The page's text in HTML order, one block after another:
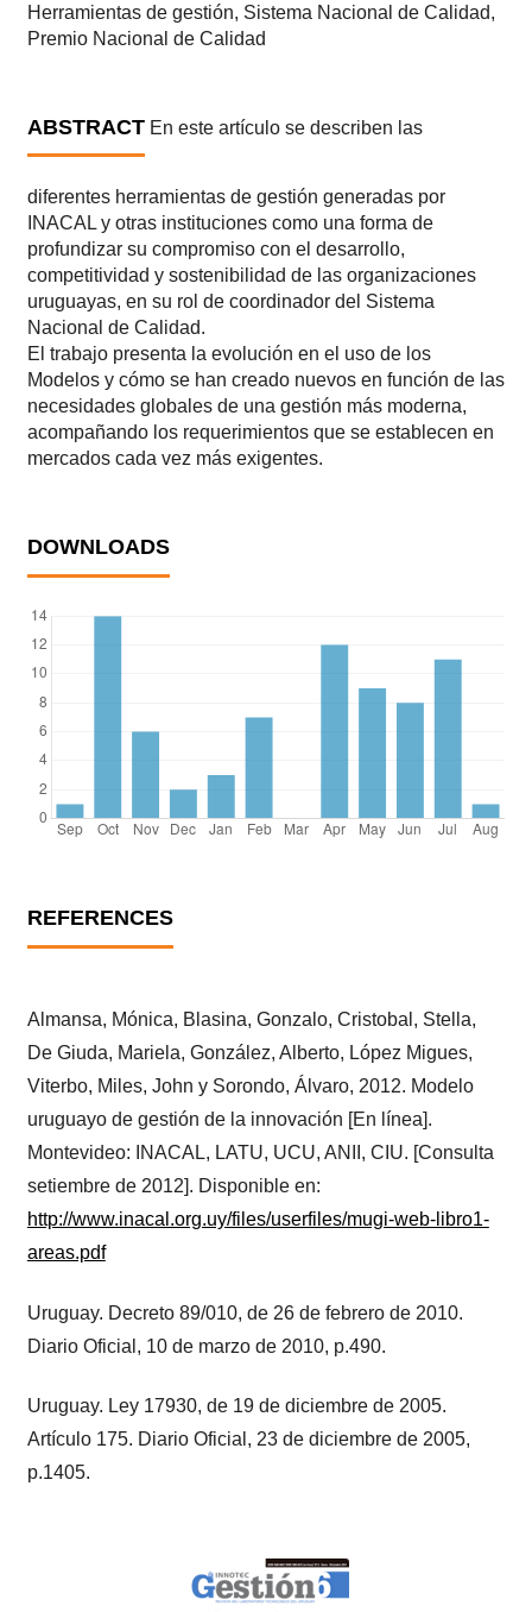
Herramientas de gestión, Sistema Nacional de Calidad,
Premio Nacional de Calidad
ABSTRACTEn este artículo se describen las
diferentes herramientas de gestión generadas por
INACAL y otras instituciones como una forma de
profundizar su compromiso con el desarrollo,
competitividad y sostenibilidad de las organizaciones
uruguayas, en su rol de coordinador del Sistema
Nacional de Calidad.
El trabajo presenta la evolución en el uso de los
Modelos y cómo se han creado nuevos en función de las
necesidades globales de una gestión más moderna,
acompañando los requerimientos que se establecen en
mercados cada vez más exigentes.
DOWNLOADS
REFERENCES
Almansa, Mónica, Blasina, Gonzalo, Cristobal, Stella,
De Giuda, Mariela, González, Alberto, López Migues,
Viterbo, Miles, John y Sorondo, Álvaro, 2012. Modelo
uruguayo de gestión de la innovación [En línea].
Montevideo: INACAL, LATU, UCU, ANII, CIU. [Consulta
setiembre de 2012]. Disponible en:
http://www.inacal.org.uy/files/userfiles/mugi-web-libro1-
areas.pdf
Uruguay. Decreto 89/010, de 26 de febrero de 2010.
Diario Oficial, 10 de marzo de 2010, p.490.
Uruguay. Ley 17930, de 19 de diciembre de 2005.
Artículo 175. Diario Oficial, 23 de diciembre de 2005,
p.1405.